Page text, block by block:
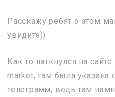
Расскажу ребят о этом
увидите))
Как то наткнулся на
market, там была указана
телеграмм, ведь там